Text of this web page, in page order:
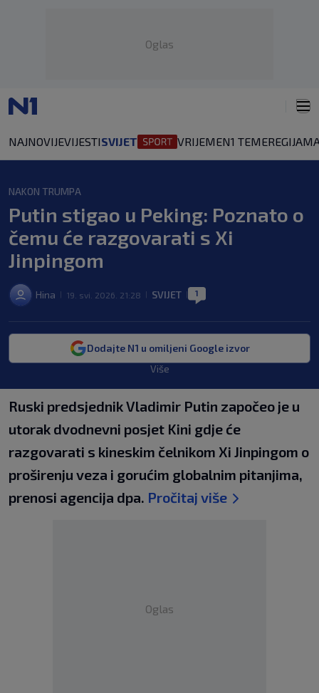
Oglas
NAJNOVIJEVIJESTISVIJET VRIJEMEN1 TEMEREGIJA
NAKON TRUMPA
Putin stigao u Peking: Poznato o
čemu će razgovarati s Xi
Jinpingom
Hina 19. svi. 2026. 21:28 SVIJET 1
Dodajte N1 u omiljeni Google izvor
Više
Ruski predsjednik Vladimir Putin započeo je u
utorak dvodnevni posjet Kini gdje će
razgovarati s kineskim čelnikom Xi Jinpingom o
proširenju veza i gorućim globalnim pitanjima,
prenosi agencija dpa. Pročitaj više
Oglas